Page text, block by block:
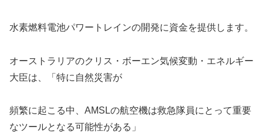
水素燃料電池パワートレインの開発に資金を提供します。
オーストラリアのクリス・ボーエン気候変動・エネルギー
大臣は、「特に自然災害が
頻繁に起こる中、AMSLの航空機は救急隊員にとって重要
なツールとなる可能性がある」